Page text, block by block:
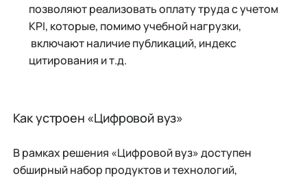
позволяют реализовать оплату труда с учетом
KPI, которые, помимо учебной нагрузки,
включают наличие публикаций, индекс
цитирования и т.д.
Как устроен «Цифровой вуз»
В рамках решения «Цифровой вуз» доступен
обширный набор продуктов и технологий,